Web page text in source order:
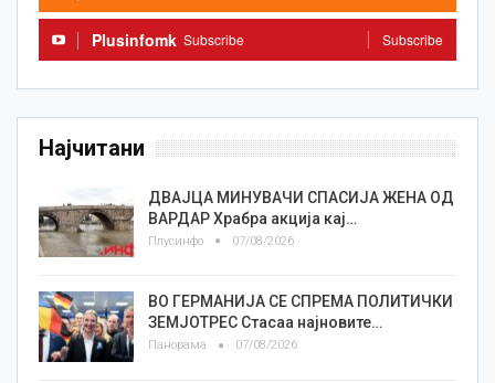
Plusinfomk Subscribe Subscribe
Најчитани
ДВАЈЦА МИНУВАЧИ СПАСИЈА ЖЕНА ОД
ВАРДАР Храбра акција кај…
Плусинфо 07/08/2026
ВО ГЕРМАНИЈА СЕ СПРЕМА ПОЛИТИЧКИ
ЗЕМЈОТРЕС Стасаа најновите…
Панорама 07/08/2026